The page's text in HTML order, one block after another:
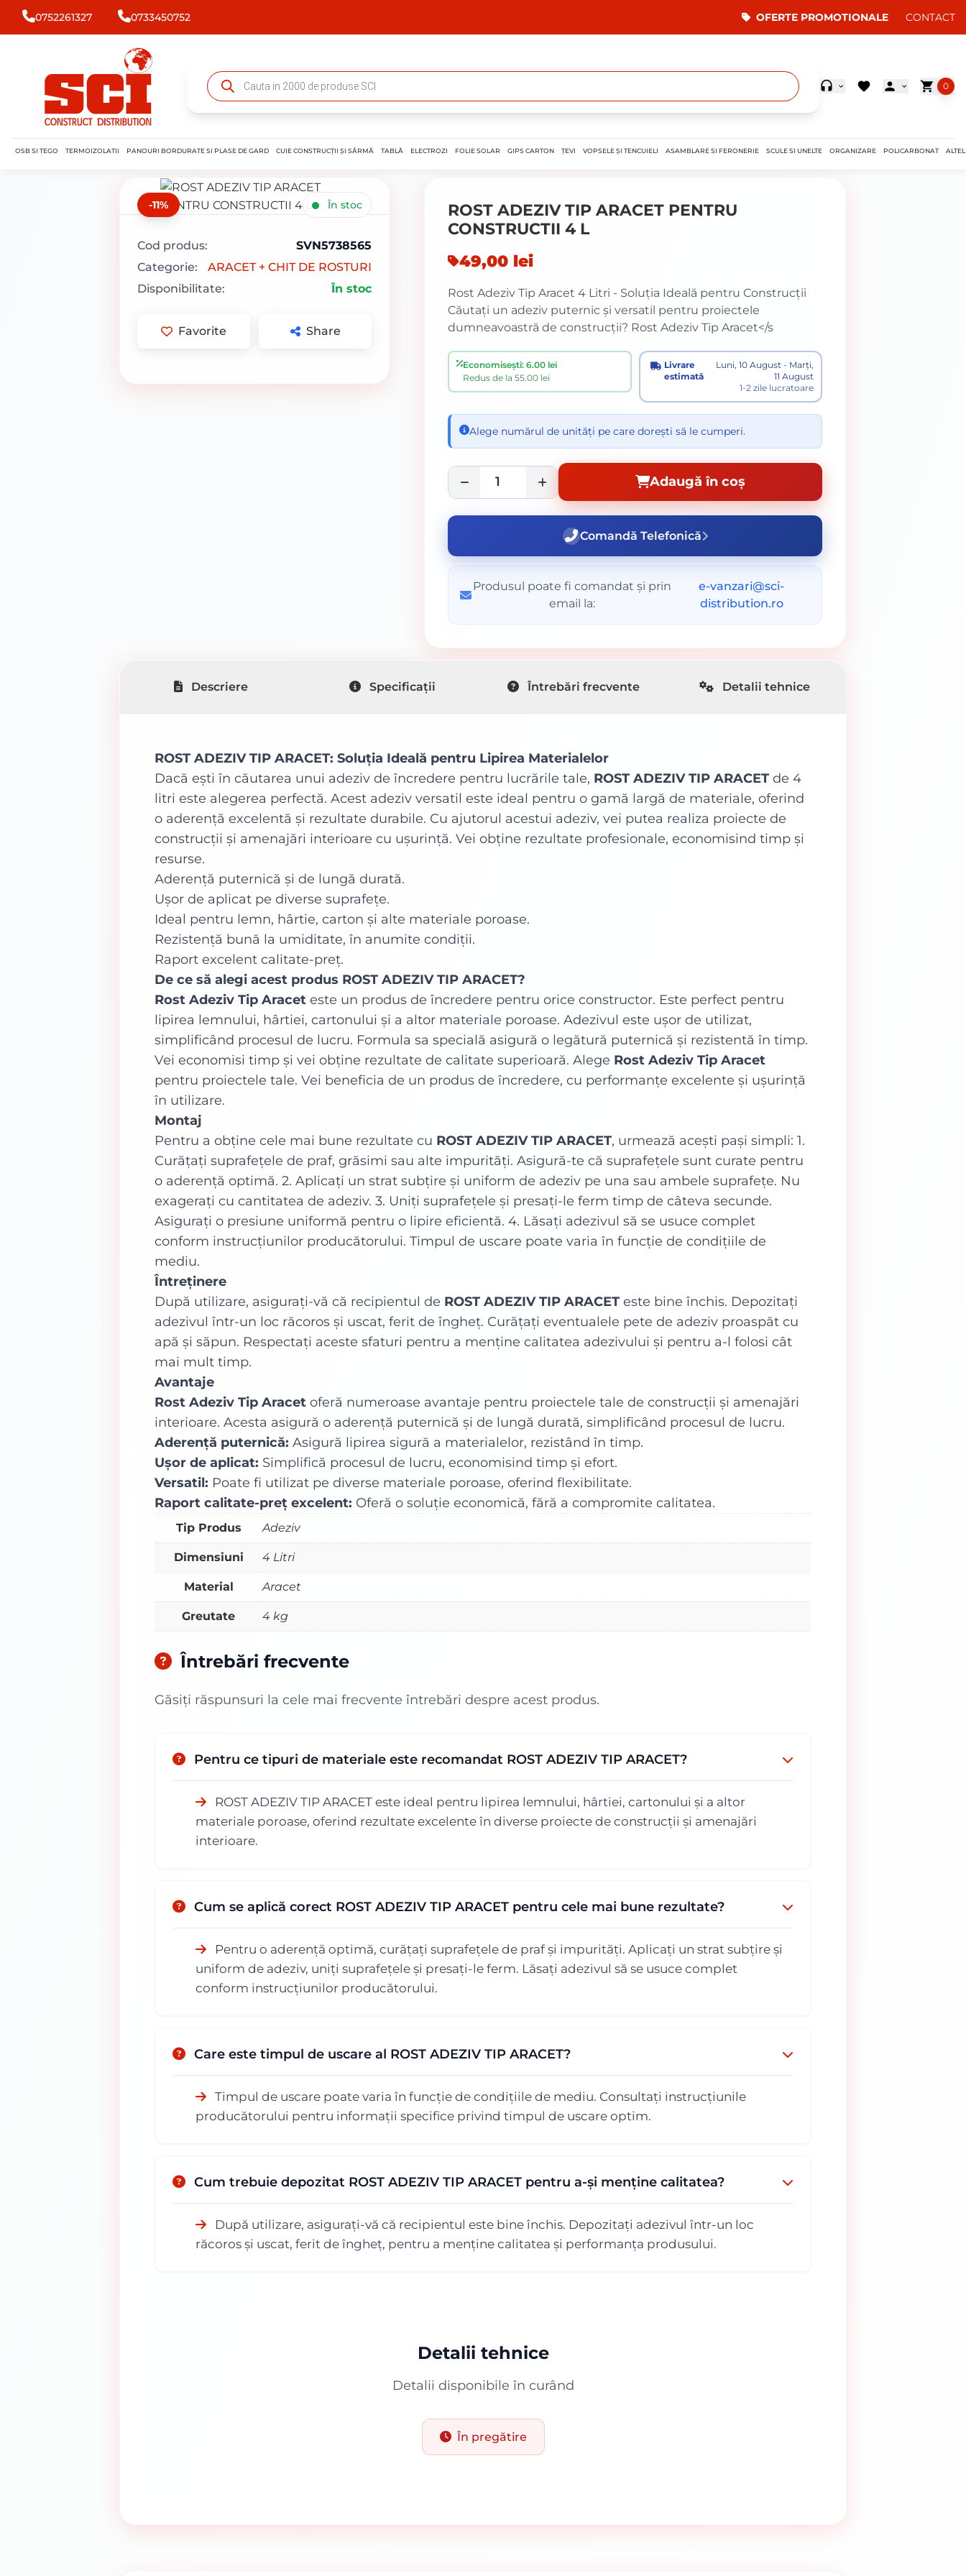
0752261327 0733450752 OFERTE PROMOTIONALE CONTACT
0
OSB SI TEGO TERMOIZOLATII PANOURI BORDURATE SI PLASE DE GARD CUIE CONSTRUCȚII ȘI SÂRMĂ TABLĂ ELECTROZI FOLIE SOLAR GIPS CARTON ȚEVI VOPSELE ȘI TENCUIELI ASAMBLARE SI FERONERIE SCULE SI UNELTE ORGANIZARE POLICARBONAT
-11% În stoc
Cod produs:
SVN5738565
Categorie:
ARACET + CHIT DE ROSTURI
Disponibilitate:
În stoc
Favorite Share
ROST ADEZIV TIP ARACET PENTRU
CONSTRUCTII 4 L
49,00 lei
Rost Adeziv Tip Aracet 4 Litri - Soluția Ideală pentru Construcții
Căutați un adeziv puternic și versatil pentru proiectele
dumneavoastră de construcții? Rost Adeziv Tip Aracet</s
Economisești: 6.00 lei
Redus de la 55.00 lei
Livrare
estimată
Luni, 10 August - Marți,
11 August
1-2 zile lucratoare
Alege numărul de unități pe care dorești să le cumperi.
Adaugă în coș
Comandă Telefonică
Produsul poate fi comandat și prin
email la:
e-vanzari@sci-
distribution.ro
Descriere Specificații Întrebări frecvente Detalii tehnice
ROST ADEZIV TIP ARACET: Soluția Ideală pentru Lipirea Materialelor
Dacă ești în căutarea unui adeziv de încredere pentru lucrările tale, ROST ADEZIV TIP ARACET de 4
litri este alegerea perfectă. Acest adeziv versatil este ideal pentru o gamă largă de materiale, oferind
o aderență excelentă și rezultate durabile. Cu ajutorul acestui adeziv, vei putea realiza proiecte de
construcții și amenajări interioare cu ușurință. Vei obține rezultate profesionale, economisind timp și
resurse.
Aderență puternică și de lungă durată.
Ușor de aplicat pe diverse suprafețe.
Ideal pentru lemn, hârtie, carton și alte materiale poroase.
Rezistență bună la umiditate, în anumite condiții.
Raport excelent calitate-preț.
De ce să alegi acest produs ROST ADEZIV TIP ARACET?
Rost Adeziv Tip Aracet este un produs de încredere pentru orice constructor. Este perfect pentru
lipirea lemnului, hârtiei, cartonului și a altor materiale poroase. Adezivul este ușor de utilizat,
simplificând procesul de lucru. Formula sa specială asigură o legătură puternică și rezistentă în timp.
Vei economisi timp și vei obține rezultate de calitate superioară. Alege Rost Adeziv Tip Aracet
pentru proiectele tale. Vei beneficia de un produs de încredere, cu performanțe excelente și ușurință
în utilizare.
Montaj
Pentru a obține cele mai bune rezultate cu ROST ADEZIV TIP ARACET, urmează acești pași simpli: 1.
Curățați suprafețele de praf, grăsimi sau alte impurități. Asigură-te că suprafețele sunt curate pentru
o aderență optimă. 2. Aplicați un strat subțire și uniform de adeziv pe una sau ambele suprafețe. Nu
exagerați cu cantitatea de adeziv. 3. Uniți suprafețele și presați-le ferm timp de câteva secunde.
Asigurați o presiune uniformă pentru o lipire eficientă. 4. Lăsați adezivul să se usuce complet
conform instrucțiunilor producătorului. Timpul de uscare poate varia în funcție de condițiile de
mediu.
Întreținere
După utilizare, asigurați-vă că recipientul de ROST ADEZIV TIP ARACET este bine închis. Depozitați
adezivul într-un loc răcoros și uscat, ferit de îngheț. Curățați eventualele pete de adeziv proaspăt cu
apă și săpun. Respectați aceste sfaturi pentru a menține calitatea adezivului și pentru a-l folosi cât
mai mult timp.
Avantaje
Rost Adeziv Tip Aracet oferă numeroase avantaje pentru proiectele tale de construcții și amenajări
interioare. Acesta asigură o aderență puternică și de lungă durată, simplificând procesul de lucru.
Aderență puternică: Asigură lipirea sigură a materialelor, rezistând în timp.
Ușor de aplicat: Simplifică procesul de lucru, economisind timp și efort.
Versatil: Poate fi utilizat pe diverse materiale poroase, oferind flexibilitate.
Raport calitate-preț excelent: Oferă o soluție economică, fără a compromite calitatea.
Tip Produs Adeziv
Dimensiuni 4 Litri
Material Aracet
Greutate 4 kg
Întrebări frecvente
Găsiți răspunsuri la cele mai frecvente întrebări despre acest produs.
Pentru ce tipuri de materiale este recomandat ROST ADEZIV TIP ARACET?
ROST ADEZIV TIP ARACET este ideal pentru lipirea lemnului, hârtiei, cartonului și a altor
materiale poroase, oferind rezultate excelente în diverse proiecte de construcții și amenajări
interioare.
Cum se aplică corect ROST ADEZIV TIP ARACET pentru cele mai bune rezultate?
Pentru o aderență optimă, curățați suprafețele de praf și impurități. Aplicați un strat subțire și
uniform de adeziv, uniți suprafețele și presați-le ferm. Lăsați adezivul să se usuce complet
conform instrucțiunilor producătorului.
Care este timpul de uscare al ROST ADEZIV TIP ARACET?
Timpul de uscare poate varia în funcție de condițiile de mediu. Consultați instrucțiunile
producătorului pentru informații specifice privind timpul de uscare optim.
Cum trebuie depozitat ROST ADEZIV TIP ARACET pentru a-și menține calitatea?
După utilizare, asigurați-vă că recipientul este bine închis. Depozitați adezivul într-un loc
răcoros și uscat, ferit de îngheț, pentru a menține calitatea și performanța produsului.
Detalii tehnice
Detalii disponibile în curând
În pregătire